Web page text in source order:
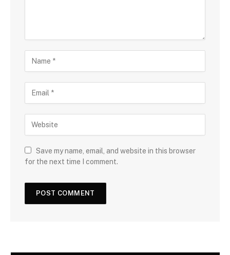
Save my name, email, and website in this browser
for the next time I comment.